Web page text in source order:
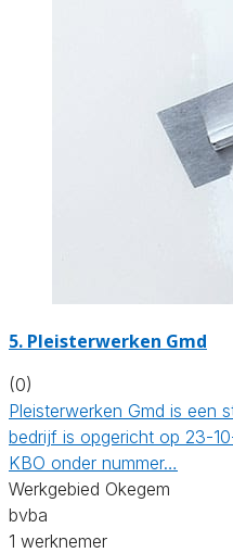
5. Pleisterwerken Gmd
(0)
Pleisterwerken Gmd is een
bedrijf is opgericht op 23-
KBO onder nummer…
Werkgebied Okegem
bvba
1 werknemer